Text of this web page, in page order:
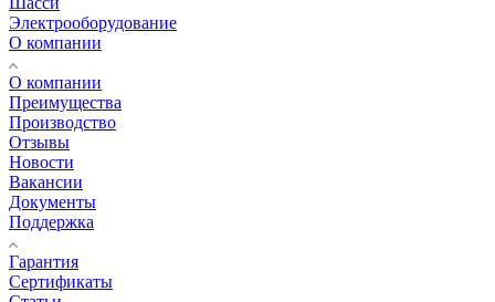
Электрооборудование
О компании
О компании
Преимущества
Производство
Отзывы
Новости
Вакансии
Документы
Поддержка
Гарантия
Сертификаты